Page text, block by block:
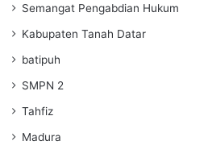
Semangat Pengabdian Hukum
Kabupaten Tanah Datar
batipuh
SMPN 2
Tahfiz
Madura